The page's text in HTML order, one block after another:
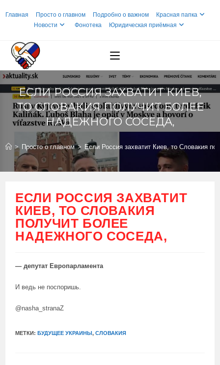
Главная Просто о главном Подробно о важном
Красная папка
Новости
Фонотека Юридическая приёмная
ЕСЛИ РОССИЯ ЗАХВАТИТ КИЕВ,
ТО СЛОВАКИЯ ПОЛУЧИТ БОЛЕЕ
НАДЕЖНОГО СОСЕДА,
> Просто о главном > Если Россия захватит Киев, то Словакия
ЕСЛИ РОССИЯ ЗАХВАТИТ
КИЕВ, ТО СЛОВАКИЯ
ПОЛУЧИТ БОЛЕЕ
НАДЕЖНОГО СОСЕДА,
— депутат Европарламента
И ведь не поспоришь.
@nasha_stranaZ
МЕТКИ:БУДУЩЕЕ УКРАИНЫ, СЛОВАКИЯ